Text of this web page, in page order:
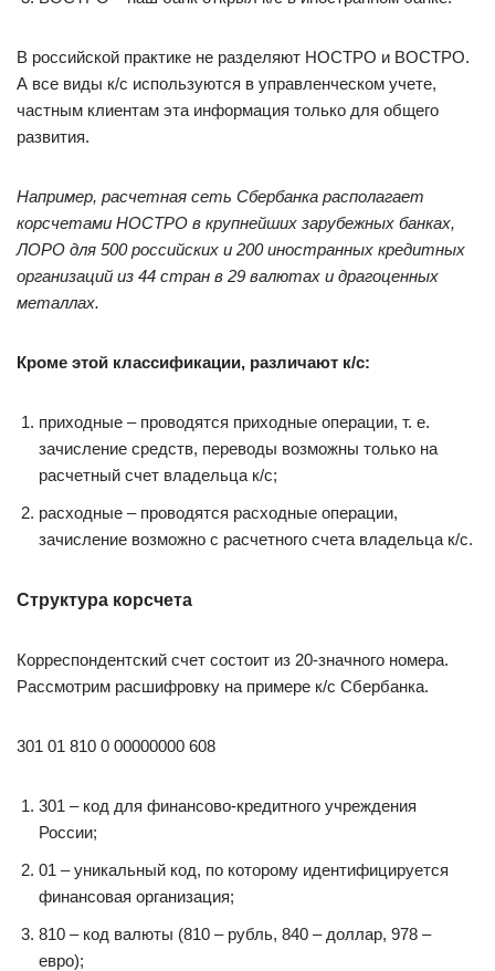
В российской практике не разделяют НОСТРО и ВОСТРО.
А все виды к/с используются в управленческом учете,
частным клиентам эта информация только для общего
развития.
Например, расчетная сеть Сбербанка располагает
корсчетами НОСТРО в крупнейших зарубежных банках,
ЛОРО для 500 российских и 200 иностранных кредитных
организаций из 44 стран в 29 валютах и драгоценных
металлах.
Кроме этой классификации, различают к/с:
приходные – проводятся приходные операции, т. е.
зачисление средств, переводы возможны только на
расчетный счет владельца к/с;
расходные – проводятся расходные операции,
зачисление возможно с расчетного счета владельца к/с.
Структура корсчета
Корреспондентский счет состоит из 20-значного номера.
Рассмотрим расшифровку на примере к/с Сбербанка.
301 01 810 0 00000000 608
301 – код для финансово-кредитного учреждения
России;
01 – уникальный код, по которому идентифицируется
финансовая организация;
810 – код валюты (810 – рубль, 840 – доллар, 978 –
евро);